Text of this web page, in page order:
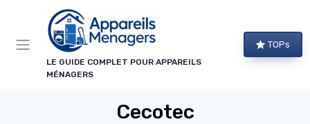
LE GUIDE COMPLET POUR APPAREILS
MÉNAGERS
TOPs
Cecotec
Panneau de gestion des cookies